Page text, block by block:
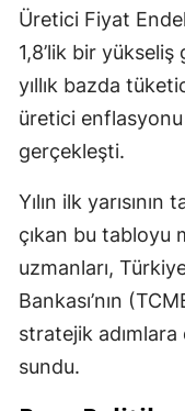
Üretici Fiyat
1,8’lik bir
yıllık bazda
üretici
gerçekleşti.
Yılın ilk
çıkan bu tabloyu
uzmanları,
Bankası’nın
stratejik
sundu.